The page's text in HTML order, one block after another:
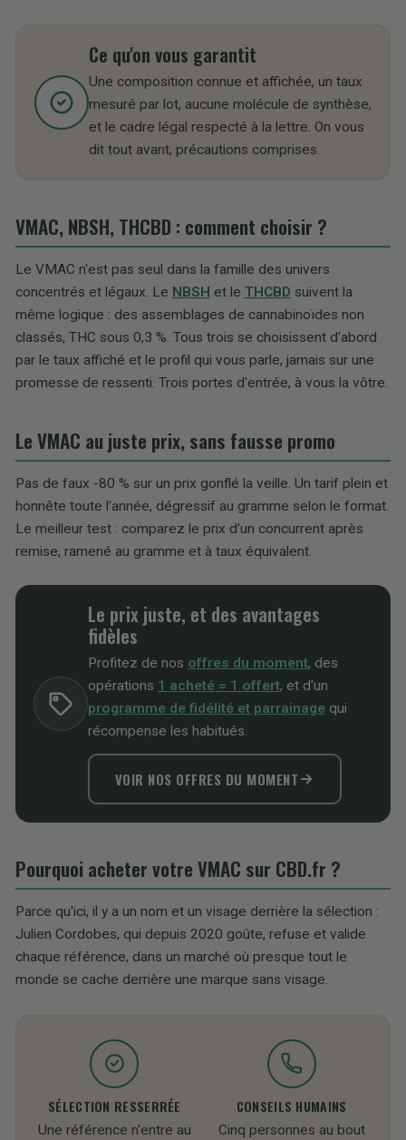
Ce qu'on vous garantit
Une composition connue et affichée, un taux
mesuré par lot, aucune molécule de synthèse,
et le cadre légal respecté à la lettre. On vous
dit tout avant, précautions comprises.
VMAC, NBSH, THCBD : comment choisir ?
Le VMAC n'est pas seul dans la famille des univers
concentrés et légaux. Le NBSH et le THCBD suivent la
même logique : des assemblages de cannabinoïdes non
classés, THC sous 0,3 %. Tous trois se choisissent d'abord
par le taux affiché et le profil qui vous parle, jamais sur une
promesse de ressenti. Trois portes d'entrée, à vous la vôtre.
Le VMAC au juste prix, sans fausse promo
Pas de faux -80 % sur un prix gonflé la veille. Un tarif plein et
honnête toute l'année, dégressif au gramme selon le format.
Le meilleur test : comparez le prix d'un concurrent après
remise, ramené au gramme et à taux équivalent.
Le prix juste, et des avantages
fidèles
Profitez de nos offres du moment, des
opérations 1 acheté = 1 offert, et d'un
programme de fidélité et parrainagequi
récompense les habitués.
VOIR NOS OFFRES DU MOMENT
Pourquoi acheter votre VMAC sur CBD.fr ?
Parce qu'ici, il y a un nom et un visage derrière la sélection :
Julien Cordobes, qui depuis 2020 goûte, refuse et valide
chaque référence, dans un marché où presque tout le
monde se cache derrière une marque sans visage.
SÉLECTION RESSERRÉE
Une référence n'entre au
CONSEILS HUMAINS
Cinq personnes au bout